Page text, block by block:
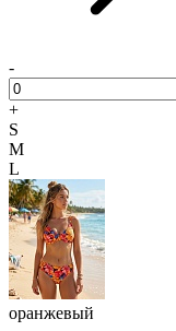
-
+
S
M
L
оранжевый